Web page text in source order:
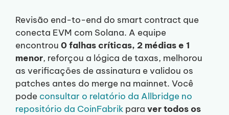
Revisão end-to-end do smart contract que
conecta EVM com Solana. A equipe
encontrou 0 falhas críticas, 2 médias e 1
menor, reforçou a lógica de taxas, melhorou
as verificações de assinatura e validou os
patches antes do merge na mainnet. Você
pode consultar o relatório da Allbridge no
repositório da CoinFabrik para ver todos os